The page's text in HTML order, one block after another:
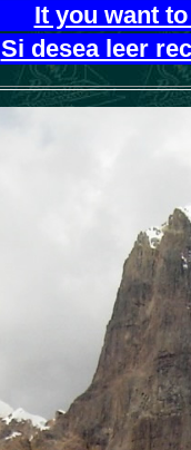
It you want
Si desea leer